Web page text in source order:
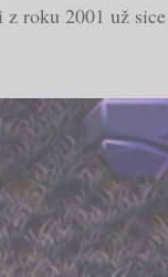
roku 2001 už